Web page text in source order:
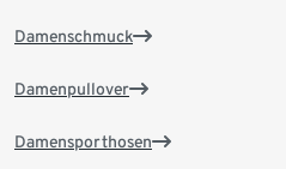
Damenschmuck
Damenpullover
Damensporthosen